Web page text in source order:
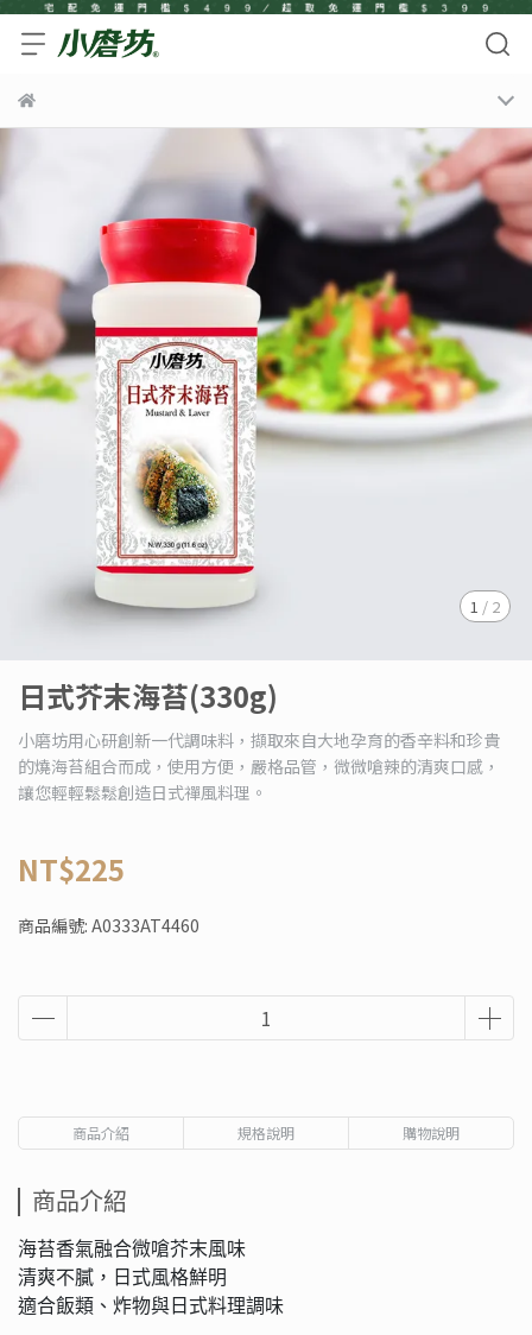
1 / 2
日式芥末海苔(330g)
小磨坊用心研創新一代調味料，擷取來自大地孕育的香辛料和珍貴
的燒海苔組合而成，使用方便，嚴格品管，微微嗆辣的清爽口感，
讓您輕輕鬆鬆創造日式禪風料理。
NT$225
商品編號: A0333AT4460
商品介紹 規格說明 購物說明
商品介紹
海苔香氣融合微嗆芥末風味
清爽不膩，日式風格鮮明
適合飯類、炸物與日式料理調味